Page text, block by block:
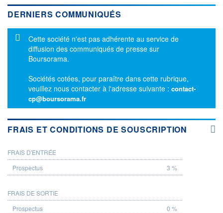
DERNIERS COMMUNIQUÉS
Message d'information
Cette société n'est pas adhérente au service de
diffusion des communiqués de presse sur
Boursorama.
Sociétés cotées, pour paraître dans cette rubrique,
veuillez nous contacter à l'adresse suivante : contact-
cp@boursorama.fr
FRAIS ET CONDITIONS DE SOUSCRIPTION
PROSPECTUS
FRAIS D'ENTRÉE
3 %
FRAIS DE SORTIE
0 %